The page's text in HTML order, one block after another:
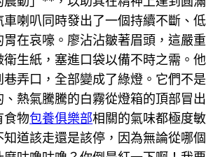
車喇叭同時發出了一個持續不斷
在哀嚎。廖沾沾皺著眉頭，這嚴
生紙，塞進口袋以備不時之需。
弄口，全部變成了綠燈。它們不
、熱氣騰騰的白霧從燈箱的頂部
食物包養俱樂部相關的氣味都極度
道該走還是該停，因為無論從哪